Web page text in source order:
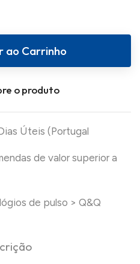
ao Carrinho
o produto
Úteis (Portugal
de valor superior a
de pulso > Q&Q